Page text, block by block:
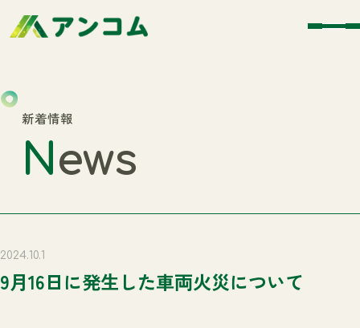
新着情報
News
2024.10.1
9月16日に発生した車両火災について